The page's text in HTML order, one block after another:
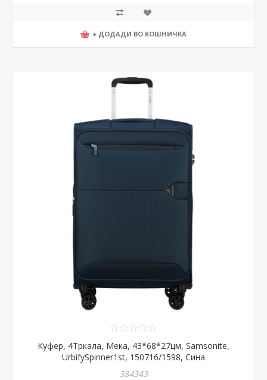
+ ДОДАДИ ВО КОШНИЧКА
Куфер, 4Тркала, Мека, 43*68*27цм, Samsonite,
UrbifySpinner1st, 150716/1598, Сина
384343